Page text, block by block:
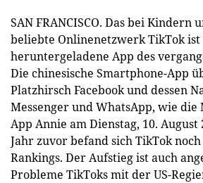
SAN FRANCISCO. Das bei Kindern
beliebte Onlinenetzwerk TikTok
heruntergeladene App des
Die chinesische Smartphone-App
Platzhirsch Facebook und dessen
Messenger und WhatsApp, wie
App Annie am Dienstag, 10.
Jahr zuvor befand sich TikTok
Rankings. Der Aufstieg ist auch
Probleme TikToks mit der US-